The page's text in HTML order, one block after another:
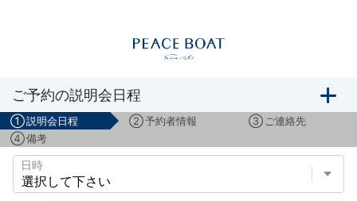
船旅説明会のご予約
ご予約の説明会日程
①説明会日程 ②予約者情報 ③ ご連絡先
④備考
日時